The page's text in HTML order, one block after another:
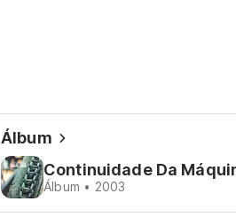
Álbum
Continuidade Da
Álbum • 2003